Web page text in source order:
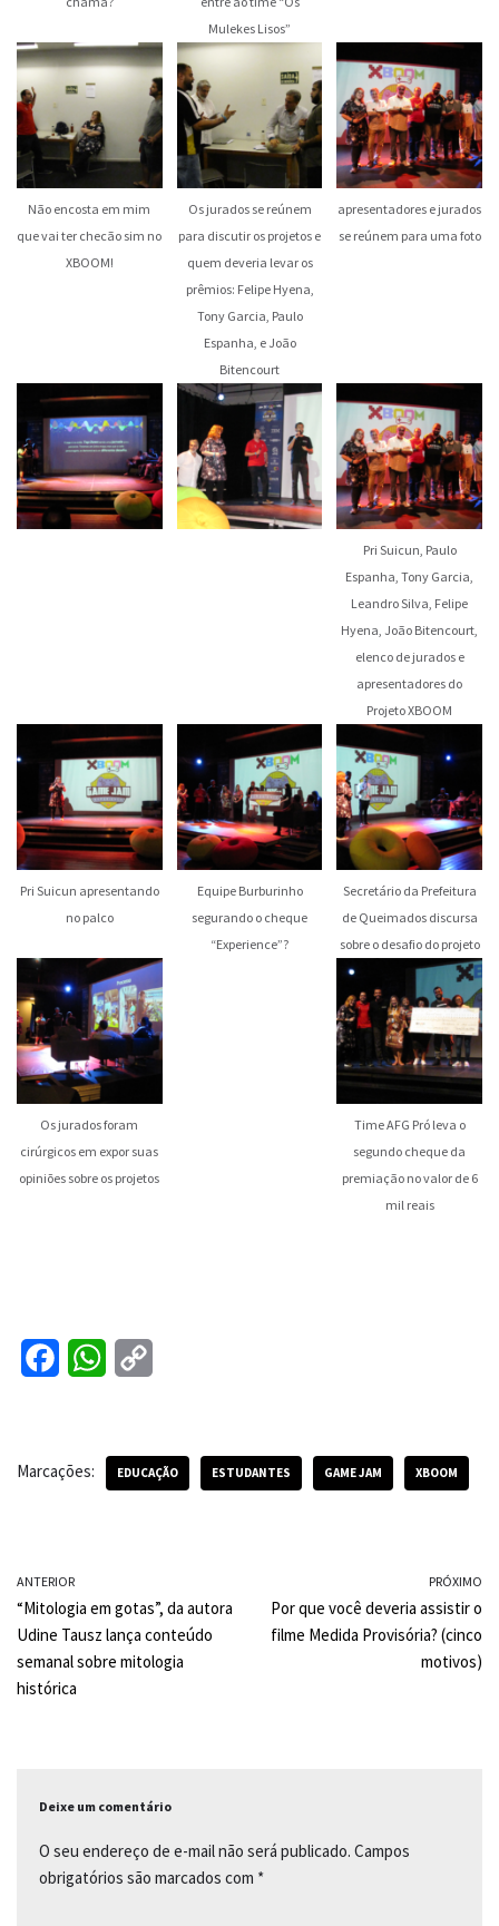
Mulekes Lisos”
Não encosta em mim
que vai ter checão sim no
XBOOM!
Os jurados se reúnem
para discutir os projetos e
quem deveria levar os
prêmios: Felipe Hyena,
Tony Garcia, Paulo
Espanha, e João
Bitencourt
apresentadores e jurados
se reúnem para uma foto
Pri Suicun, Paulo
Espanha, Tony Garcia,
Leandro Silva, Felipe
Hyena, João Bitencourt,
elenco de jurados e
apresentadores do
Projeto XBOOM
Pri Suicun apresentando
no palco
Equipe Burburinho
segurando o cheque
“Experience”?
Secretário da Prefeitura
de Queimados discursa
sobre o desafio do projeto
Os jurados foram
cirúrgicos em expor suas
opiniões sobre os projetos
Time AFG Pró leva o
segundo cheque da
premiação no valor de 6
mil reais
e
o
k
p
y
k
Marcações: EDUCAÇÃO ESTUDANTES GAME JAM XBOOM
ANTERIOR
“Mitologia em gotas”, da autora
Udine Tausz lança conteúdo
semanal sobre mitologia
histórica
PRÓXIMO
Por que você deveria assistir o
filme Medida Provisória? (cinco
motivos)
Deixe um comentário
O seu endereço de e-mail não será publicado. Campos
obrigatórios são marcados com *